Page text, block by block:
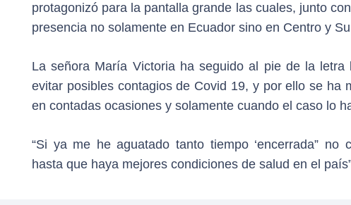
protagonizó para la pantalla grande las cuales, junto
presencia no solamente en Ecuador sino en Centro y
La señora María Victoria ha seguido al pie de la
evitar posibles contagios de Covid 19, y por ello se ha
en contadas ocasiones y solamente cuando el caso lo
“Si ya me he aguatado tanto tiempo ‘encerrada” no
hasta que haya mejores condiciones de salud en el